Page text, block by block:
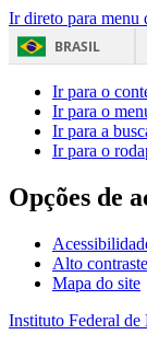
Ir direto para menu
BRASIL
Ir para o
Ir para o
Ir para a
Ir para o
Opções de
Alto contraste
Mapa do site
Instituto Federal de